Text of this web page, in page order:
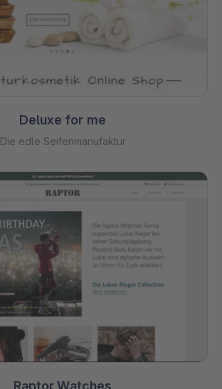
Deluxe for me
Die edle Seifenmanufaktur